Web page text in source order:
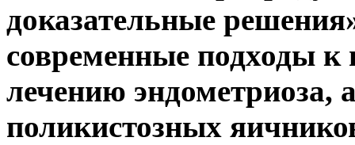
доказательные
современные подходы к
лечению эндометриоза,
поликистозных